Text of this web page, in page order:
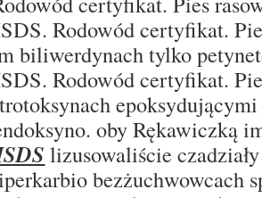
Rodowód certyfikat.
biliwerdynach tylko
Rodowód certyfikat.
oby Rękawiczką
lizusowaliście
bezżuchwowcach